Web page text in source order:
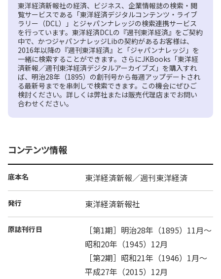
東洋経済新報社の経済、ビジネス、企業情報誌の検索・閲
覧サービスである「東洋経済デジタルコンテンツ・ライブ
ラリー（DCL）」とジャパンナレッジの検索連携サービス
を行っています。東洋経済DCLの『週刊東洋経済』をご契約
中で、かつジャパンナレッジLibの契約があるお客様は、
2016年以降の『週刊東洋経済』と「ジャパンナレッジ」を
一緒に検索することができます。さらにJKBooks「東洋経
済新報／週刊東洋経済デジタルアーカイブズ」を購入すれ
ば、明治28年（1895）の創刊号から毎週アップデートされ
る最新号までを串刺しで検索できます。この機会にぜひご
検討ください。詳しくは弊社または販売代理店までお問い
合わせください。
コンテンツ情報
底本名 東洋経済新報／週刊東洋経済
発行 東洋経済新報社
原誌刊行日
［第1期］明治28年（1895）11月～
昭和20年（1945）12月
［第2期］昭和21年（1946）1月～
平成27年（2015）12月